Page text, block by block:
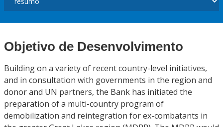
Objetivo de Desenvolvimento
Building on a variety of recent country-level initiatives,
and in consultation with governments in the region and
donor and UN partners, the Bank has initiated the
preparation of a multi-country program of
demobilization and reintegration for ex-combatants in